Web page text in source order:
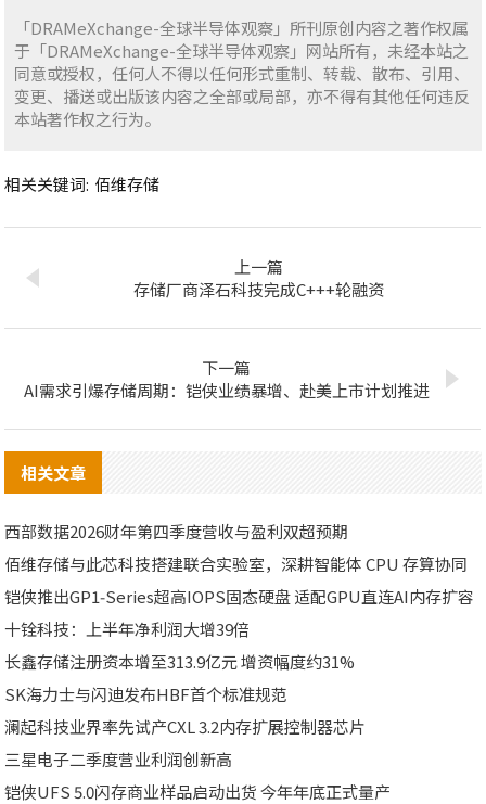
「DRAMeXchange-全球半导体观察」所刊原创内容之著作权属
于「DRAMeXchange-全球半导体观察」网站所有，未经本站之
同意或授权，任何人不得以任何形式重制、转载、散布、引用、
变更、播送或出版该内容之全部或局部，亦不得有其他任何违反
本站著作权之行为。
相关关键词: 佰维存储
上一篇
存储厂商泽石科技完成C+++轮融资
下一篇
AI需求引爆存储周期：铠侠业绩暴增、赴美上市计划推进
相关文章
西部数据2026财年第四季度营收与盈利双超预期
佰维存储与此芯科技搭建联合实验室，深耕智能体 CPU 存算协同
铠侠推出GP1‑Series超高IOPS固态硬盘 适配GPU直连AI内存扩容
十铨科技：上半年净利润大增39倍
长鑫存储注册资本增至313.9亿元 增资幅度约31%
SK海力士与闪迪发布HBF首个标准规范
澜起科技业界率先试产CXL 3.2内存扩展控制器芯片
三星电子二季度营业利润创新高
铠侠UFS 5.0闪存商业样品启动出货 今年年底正式量产